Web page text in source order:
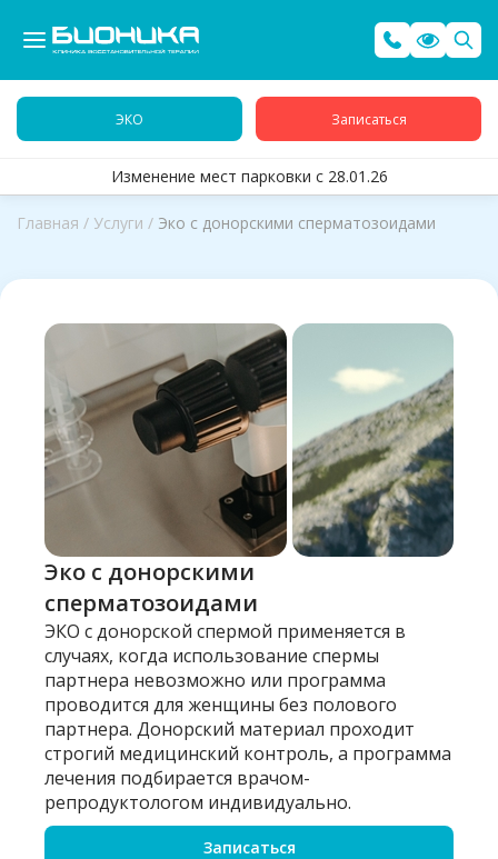
ЭКО Записаться
Изменение мест парковки с 28.01.26
Главная / Услуги / Эко с донорскими сперматозоидами
Эко с донорскими
сперматозоидами
ЭКО с донорской спермой применяется в
случаях, когда использование спермы
партнера невозможно или программа
проводится для женщины без полового
партнера. Донорский материал проходит
строгий медицинский контроль, а программа
лечения подбирается врачом-
репродуктологом индивидуально.
Записаться